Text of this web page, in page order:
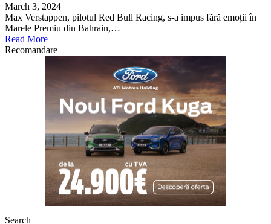
March 3, 2024
Max Verstappen, pilotul Red Bull Racing, s-a impus fără emoții în
Marele Premiu din Bahrain,…
Read More
Recomandare
Search